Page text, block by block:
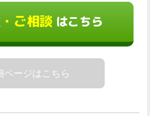
ご相談はこちら
ページはこちら